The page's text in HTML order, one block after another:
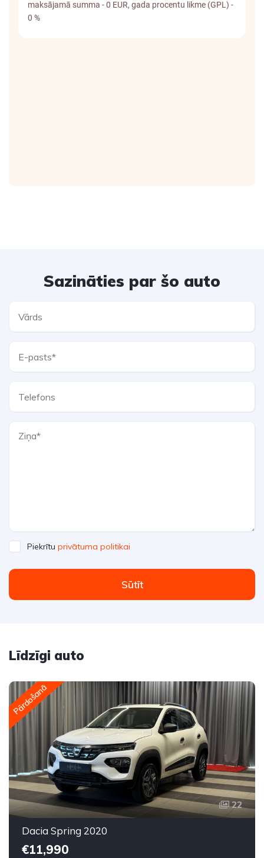
Sazināties par šo auto
Piekrītu privātuma politikai
Sūtīt
Līdzīgi auto
Pārdošanā
22
Dacia Spring 2020
€11,990